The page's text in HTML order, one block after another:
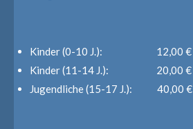
Kinder (0-10 J.): 12,00 €
Kinder (11-14 J.): 20,00 €
Jugendliche (15-17 J.): 40,00 €